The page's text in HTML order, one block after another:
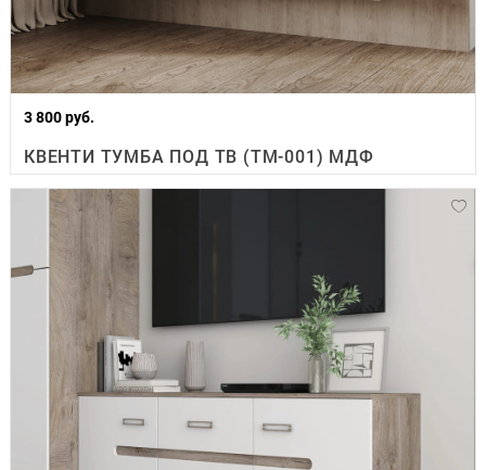
3 800 руб.
КВЕНТИ ТУМБА ПОД ТВ (ТМ-001) МДФ